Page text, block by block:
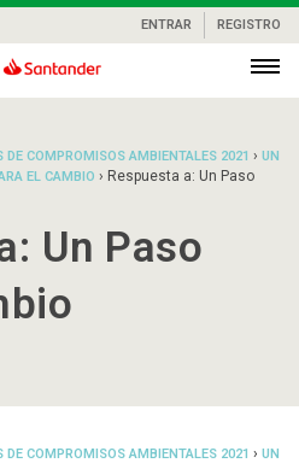
ENTRAR REGISTRO
DE COMPROMISOS AMBIENTALES 2021 › UN
EL CAMBIO › Respuesta a: Un Paso
Un Paso
DE COMPROMISOS AMBIENTALES 2021 › UN